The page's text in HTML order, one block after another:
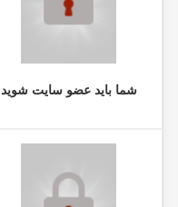
شما باید عضو سایت شوید